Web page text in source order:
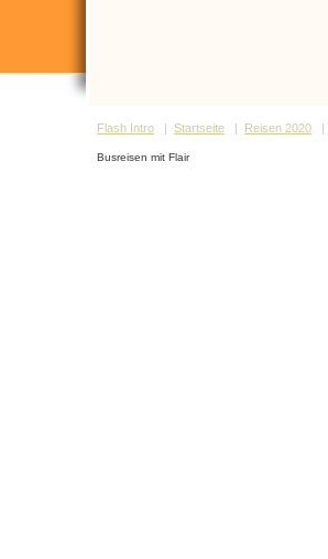
Flash Intro | Startseite | Reisen 2020
Busreisen mit Flair